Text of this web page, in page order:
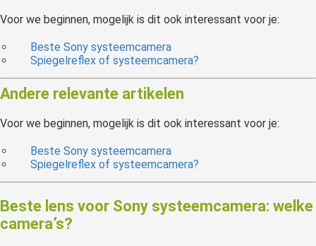
Voor we beginnen, mogelijk is dit ook interessant voor je:
Beste Sony systeemcamera
Spiegelreflex of systeemcamera?
Andere relevante artikelen
Voor we beginnen, mogelijk is dit ook interessant voor je:
Beste Sony systeemcamera
Spiegelreflex of systeemcamera?
Beste lens voor Sony systeemcamera: welke
camera’s?